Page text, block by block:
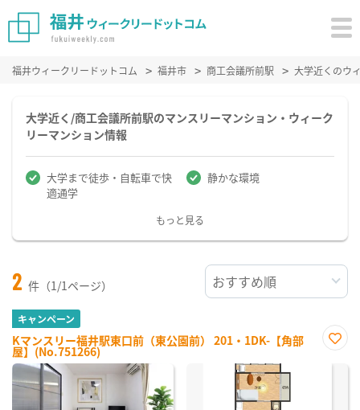
福井ウィークリードットコム 福井市 商工会議所前駅 大学近くのウ
大学近く/商工会議所前駅のマンスリーマンション・ウィーク
リーマンション情報
大学まで徒歩・自転車で快
適通学
静かな環境
もっと見る
2 件（1/1ページ）
キャンペーン
Kマンスリー福井駅東口前（東公園前） 201・1DK-【角部
屋】(No.751266)
に入